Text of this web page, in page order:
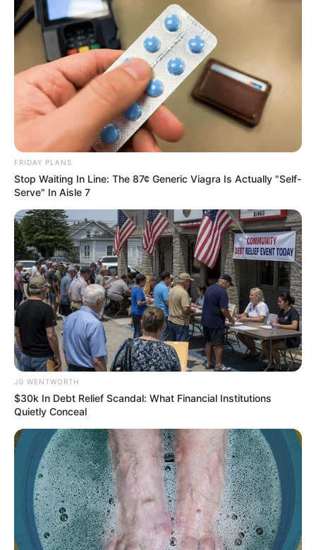
ดวงรายวัน 30 สิงหาคม 2565
30 ส.ค. 2022
แสดงความเห็นบน Facebook
ดูดวงแม่นๆ ยอดนิยม
ดวงรายวัน 14 กันยายน 2565
14 ก.ย. 2022
ดวงรายวัน 13 กันยายน 2565
13 ก.ย. 2022
ดูดวงวันนี้
ดวงรายวัน 14 กันยายน 2565
14 ก.ย. 2022
FRIDAY PLANS
Stop Waiting In Line: The 87¢ Generic Viagra Is Actually "Self-
Serve" In Aisle 7
JG WENTWORTH
$30k In Debt Relief Scandal: What Financial Institutions
Quietly Conceal